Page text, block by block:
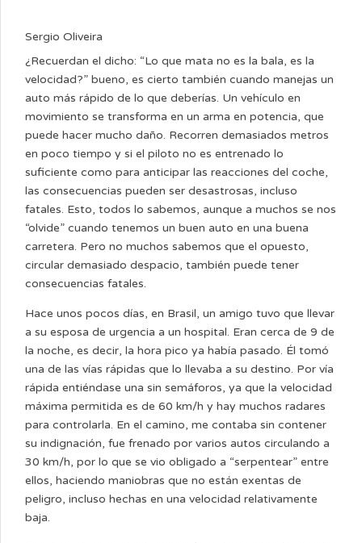
Sergio Oliveira
¿Recuerdan el dicho: “Lo que mata no es la bala, es la
velocidad?” bueno, es cierto también cuando manejas un
auto más rápido de lo que deberías. Un vehículo en
movimiento se transforma en un arma en potencia, que
puede hacer mucho daño. Recorren demasiados metros
en poco tiempo y si el piloto no es entrenado lo
suficiente como para anticipar las reacciones del coche,
las consecuencias pueden ser desastrosas, incluso
fatales. Esto, todos lo sabemos, aunque a muchos se nos
“olvide” cuando tenemos un buen auto en una buena
carretera. Pero no muchos sabemos que el opuesto,
circular demasiado despacio, también puede tener
consecuencias fatales.
Hace unos pocos días, en Brasil, un amigo tuvo que llevar
a su esposa de urgencia a un hospital. Eran cerca de 9 de
la noche, es decir, la hora pico ya había pasado. Él tomó
una de las vías rápidas que lo llevaba a su destino. Por vía
rápida entiéndase una sin semáforos, ya que la velocidad
máxima permitida es de 60 km/h y hay muchos radares
para controlarla. En el camino, me contaba sin contener
su indignación, fue frenado por varios autos circulando a
30 km/h, por lo que se vio obligado a “serpentear” entre
ellos, haciendo maniobras que no están exentas de
peligro, incluso hechas en una velocidad relativamente
baja.